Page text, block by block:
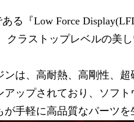
ある『Low Force
クラストップレベルの美
は、高耐熱、高剛性、
アップされており、ソフ
が手軽に高品質なパーツ